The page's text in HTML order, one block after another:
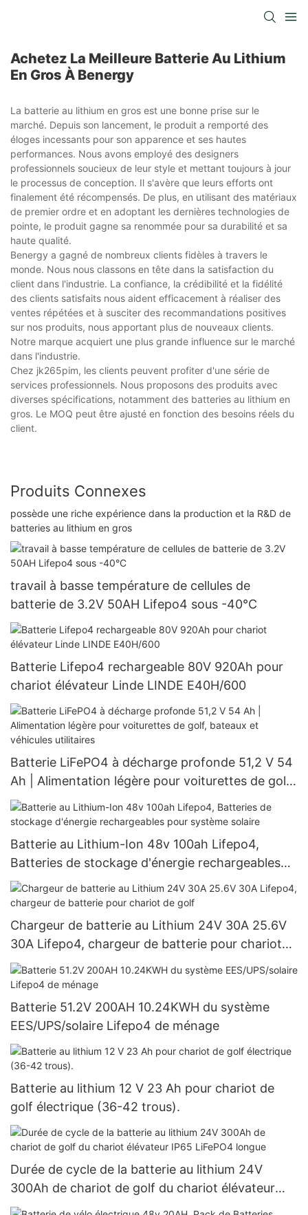
Achetez La Meilleure Batterie Au Lithium
En Gros À Benergy
La batterie au lithium en gros est une bonne prise sur le
marché. Depuis son lancement, le produit a remporté des
éloges incessants pour son apparence et ses hautes
performances. Nous avons employé des designers
professionnels soucieux de leur style et mettant toujours à jour
le processus de conception. Il s'avère que leurs efforts ont
finalement été récompensés. De plus, en utilisant des matériaux
de premier ordre et en adoptant les dernières technologies de
pointe, le produit gagne sa renommée pour sa durabilité et sa
haute qualité.
Benergy a gagné de nombreux clients fidèles à travers le
monde. Nous nous classons en tête dans la satisfaction du
client dans l'industrie. La confiance, la crédibilité et la fidélité
des clients satisfaits nous aident efficacement à réaliser des
ventes répétées et à susciter des recommandations positives
sur nos produits, nous apportant plus de nouveaux clients.
Notre marque acquiert une plus grande influence sur le marché
dans l'industrie.
Chez jk265pim, les clients peuvent profiter d'une série de
services professionnels. Nous proposons des produits avec
diverses spécifications, notamment des batteries au lithium en
gros. Le MOQ peut être ajusté en fonction des besoins réels du
client.
Produits Connexes
possède une riche expérience dans la production et la R&D de
batteries au lithium en gros
travail à basse température de cellules de
batterie de 3.2V 50AH Lifepo4 sous -40°C
Batterie Lifepo4 rechargeable 80V 920Ah pour
chariot élévateur Linde LINDE E40H/600
Batterie LiFePO4 à décharge profonde 51,2 V 54
Ah | Alimentation légère pour voiturettes de golf,
bateaux et véhicules utilitaires
Batterie au Lithium-Ion 48v 100ah Lifepo4,
Batteries de stockage d'énergie rechargeables
pour système solaire
Chargeur de batterie au Lithium 24V 30A 25.6V
30A Lifepo4, chargeur de batterie pour chariot
de golf
Batterie 51.2V 200AH 10.24KWH du système
EES/UPS/solaire Lifepo4 de ménage
Batterie au lithium 12 V 23 Ah pour chariot de
golf électrique (36-42 trous).
Durée de cycle de la batterie au lithium 24V
300Ah de chariot de golf du chariot élévateur
IP65 LiFePO4 longue